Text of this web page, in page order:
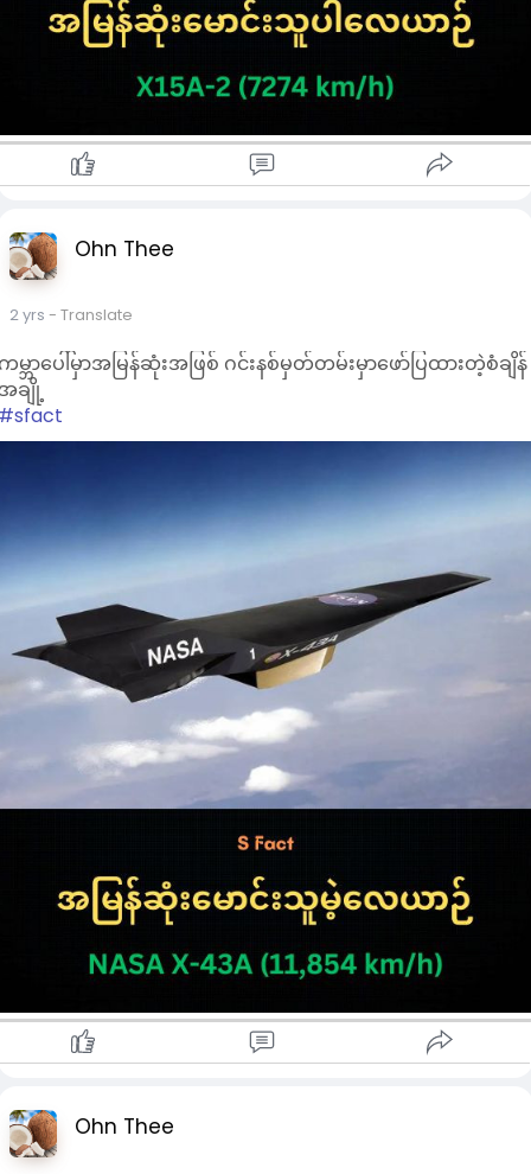
Ohn Thee
2 yrs - Translate
မ္ဘာပေါ်မှာအမြန်ဆုံးအဖြစ် ဂင်းနစ်မှတ်တမ်းမှာဖော်ပြထားတဲ့စံချိန်
ချို့
Ohn Thee